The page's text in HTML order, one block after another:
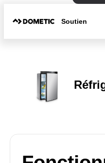
Soutien